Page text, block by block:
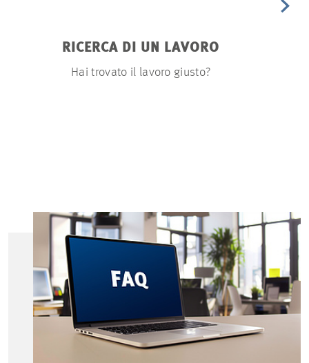
RICERCA DI UN LAVORO
Hai trovato il lavoro giusto?